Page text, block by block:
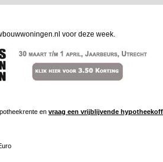
voor deze week.
en vraag een vrijblijvende